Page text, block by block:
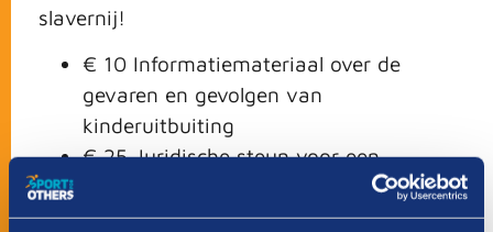
slavernij!
€ 10 Informatiemateriaal over de
gevaren en gevolgen van
kinderuitbuiting
€ 25 Juridische steun voor een
slachtoffer van kinderuitbuiting
€ 75 Een gezin weerbaar maken tegen